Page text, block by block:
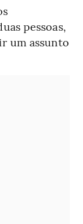
pessoas,
um assunto